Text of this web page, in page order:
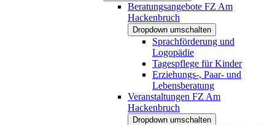
Beratungsangebote FZ Am
Hackenbruch
Dropdown umschalten
Sprachförderung und
Logopädie
Tagespflege für Kinder
Erziehungs-, Paar- und
Lebensberatung
Veranstaltungen FZ Am
Hackenbruch
Dropdown umschalten